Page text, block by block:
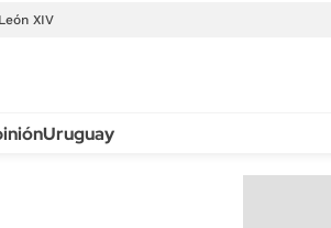
XIV
Uruguay